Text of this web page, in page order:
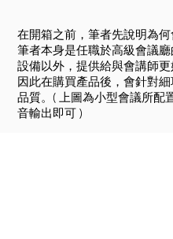
在開箱之前，筆者先說明為
筆者本身是任職於高級會議
設備以外，提供給與會講師
因此在購買產品後，會針對
品質。( 上圖為小型會議所配
音輸出即可 )